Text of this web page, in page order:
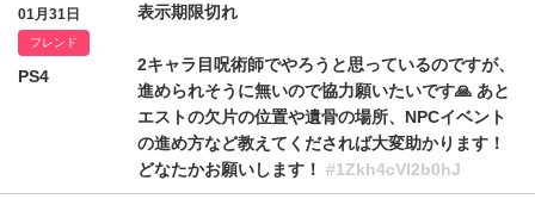
01月31日
フレンド
PS4
表示期限切れ
2キャラ目呪術師でやろうと思っているのですが、
進められそうに無いので協力願いたいです🙏 あと
エストの欠片の位置や遺骨の場所、NPCイベント
の進め方など教えてくだされば大変助かります！
どなたかお願いします！ #1Zkh4cVl2b0hJ